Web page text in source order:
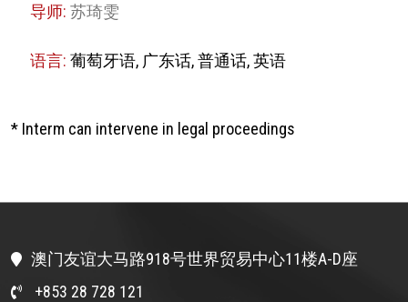
导师:苏琦雯
语言:葡萄牙语, 广东话, 普通话, 英语
* Interm can intervene in legal proceedings
澳门友谊大马路918号世界贸易中心11楼A-D座
+853 28 728 121